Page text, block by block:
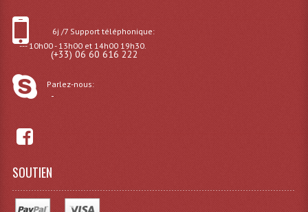
Micros De Studio
6j /7 Support téléphonique:
--- 10h00 - 13h00 et 14h00 19h30.
(+33) 06 60 616 222
Parlez-nous:
-
SOUTIEN